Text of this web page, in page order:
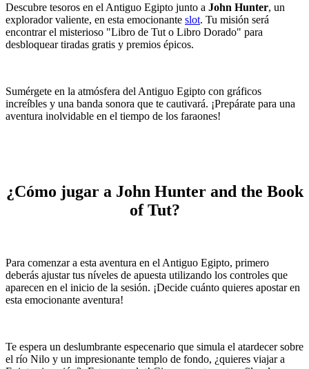
Descubre tesoros en el Antiguo Egipto junto a John Hunter, un
explorador valiente, en esta emocionante slot. Tu misión será
encontrar el misterioso "Libro de Tut o Libro Dorado" para
desbloquear tiradas gratis y premios épicos.
Sumérgete en la atmósfera del Antiguo Egipto con gráficos
increíbles y una banda sonora que te cautivará. ¡Prepárate para una
aventura inolvidable en el tiempo de los faraones!
¿Cómo jugar a John Hunter and the Book
of Tut?
Para comenzar a esta aventura en el Antiguo Egipto, primero
deberás ajustar tus níveles de apuesta utilizando los controles que
aparecen en el inicio de la sesión. ¡Decide cuánto quieres apostar en
esta emocionante aventura!
Te espera un deslumbrante especenario que simula el atardecer sobre
el río Nilo y un impresionante templo de fondo, ¿quieres viajar a